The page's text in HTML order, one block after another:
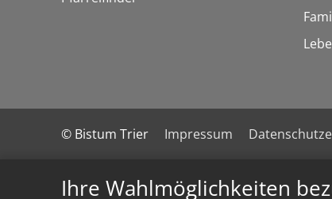
Ihre Wahlmöglichkeiten
© Bistum Trier Impressum